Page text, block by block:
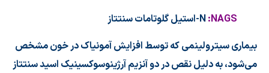
NAGS
:
N-استیل گلوتامات سنتتاز
بیماری سیترولینمی که توسط افزایش آمونیاک در خون مشخص
می‌شود، به دلیل نقص در دو آنزیم آرژینوسوکسینیک اسید سنتتاز